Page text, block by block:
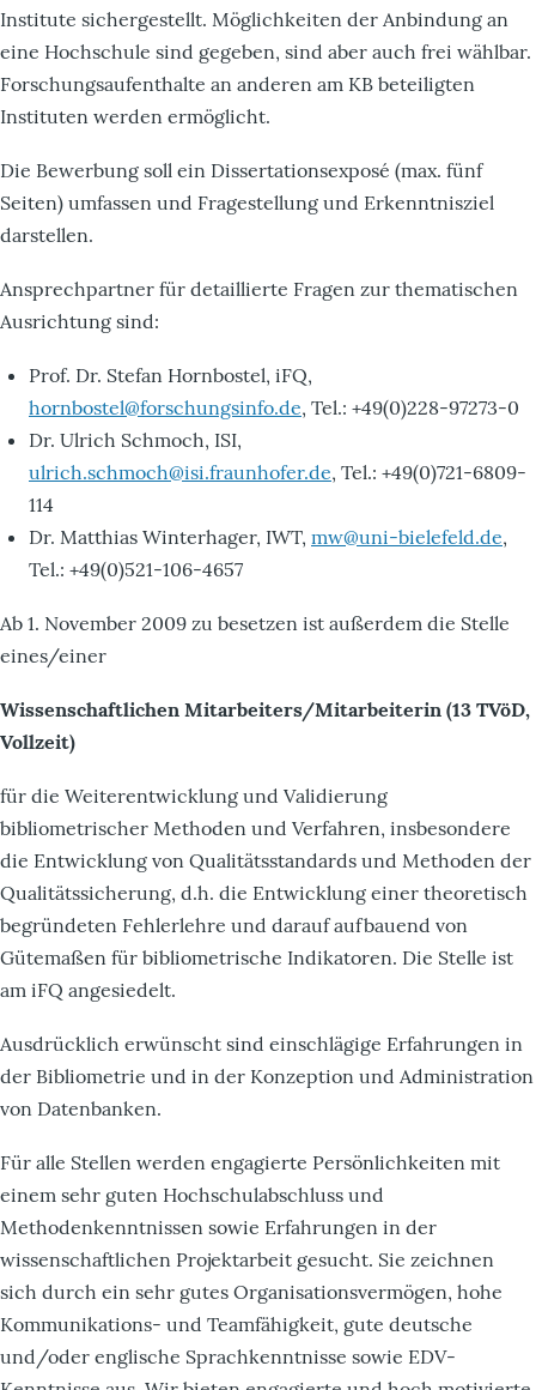
Institute sichergestellt. Möglichkeiten der Anbindung an
eine Hochschule sind gegeben, sind aber auch frei wählbar.
Forschungsaufenthalte an anderen am KB beteiligten
Instituten werden ermöglicht.
Die Bewerbung soll ein Dissertationsexposé (max. fünf
Seiten) umfassen und Fragestellung und Erkenntnisziel
darstellen.
Ansprechpartner für detaillierte Fragen zur thematischen
Ausrichtung sind:
Prof. Dr. Stefan Hornbostel, iFQ,
hornbostel@forschungsinfo.de, Tel.: +49(0)228-97273-0
Dr. Ulrich Schmoch, ISI,
ulrich.schmoch@isi.fraunhofer.de, Tel.: +49(0)721-6809-
114
Dr. Matthias Winterhager, IWT, mw@uni-bielefeld.de,
Tel.: +49(0)521-106-4657
Ab 1. November 2009 zu besetzen ist außerdem die Stelle
eines/einer
Wissenschaftlichen Mitarbeiters/Mitarbeiterin (13 TVöD,
Vollzeit)
für die Weiterentwicklung und Validierung
bibliometrischer Methoden und Verfahren, insbesondere
die Entwicklung von Qualitätsstandards und Methoden der
Qualitätssicherung, d.h. die Entwicklung einer theoretisch
begründeten Fehlerlehre und darauf aufbauend von
Gütemaßen für bibliometrische Indikatoren. Die Stelle ist
am iFQ angesiedelt.
Ausdrücklich erwünscht sind einschlägige Erfahrungen in
der Bibliometrie und in der Konzeption und Administration
von Datenbanken.
Für alle Stellen werden engagierte Persönlichkeiten mit
einem sehr guten Hochschulabschluss und
Methodenkenntnissen sowie Erfahrungen in der
wissenschaftlichen Projektarbeit gesucht. Sie zeichnen
sich durch ein sehr gutes Organisationsvermögen, hohe
Kommunikations- und Teamfähigkeit, gute deutsche
und/oder englische Sprachkenntnisse sowie EDV-